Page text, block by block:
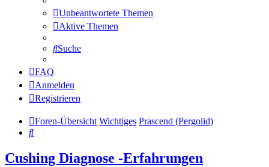
Unbeantwortete Themen
Aktive Themen
Suche
FAQ
Anmelden
Registrieren
Foren-Übersicht Wichtiges Prascend (Pergolid)
Suche
Cushing Diagnose -Erfahrungen